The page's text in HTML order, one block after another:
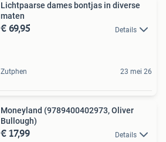
Lichtpaarse dames bontjas in diverse
maten
€ 69,95 Details
Zutphen 23 mei 26
Moneyland (9789400402973, Oliver
Bullough)
€ 17,99 Details